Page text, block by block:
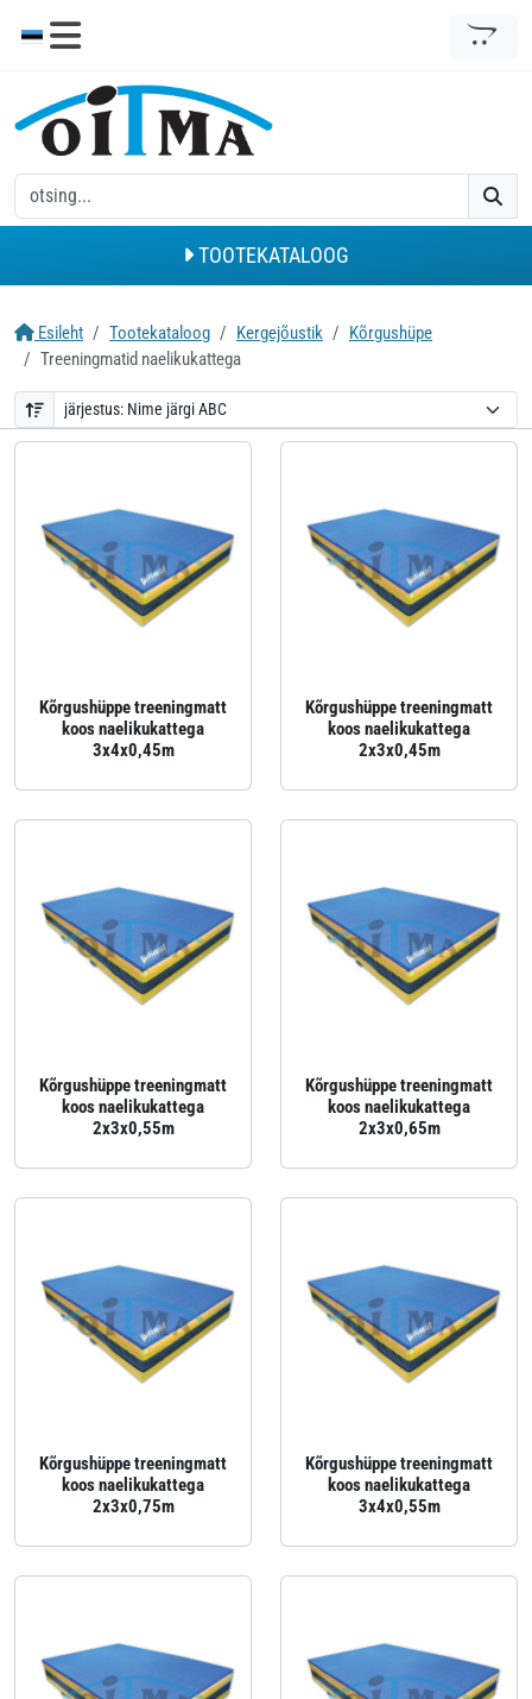
TOOTEKATALOOG
Esileht Tootekataloog Kergejõustik
Kõrgushüpe
Treeningmatid naelikukattega
Kõrgushüppe treeningmatt
koos naelikukattega
3x4x0,45m
Kõrgushüppe treeningmatt
koos naelikukattega
2x3x0,45m
Kõrgushüppe treeningmatt
koos naelikukattega
2x3x0,55m
Kõrgushüppe treeningmatt
koos naelikukattega
2x3x0,65m
Kõrgushüppe treeningmatt
koos naelikukattega
2x3x0,75m
Kõrgushüppe treeningmatt
koos naelikukattega
3x4x0,55m